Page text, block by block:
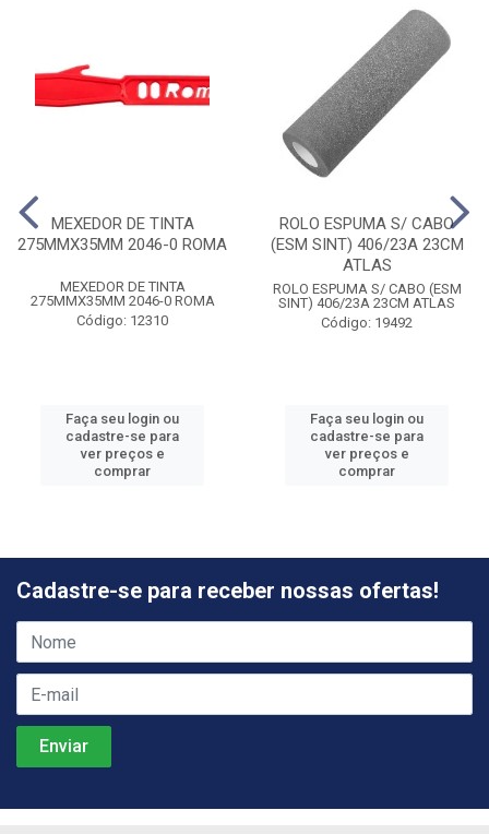
MEXEDOR DE TINTA
275MMX35MM 2046-0 ROMA
MEXEDOR DE TINTA
275MMX35MM 2046-0 ROMA
Código: 12310
Faça seu login ou
cadastre-se para
ver preços e
comprar
ROLO ESPUMA S/ CABO
(ESM SINT) 406/23A 23CM
ATLAS
ROLO ESPUMA S/ CABO (ESM
SINT) 406/23A 23CM ATLAS
Código: 19492
Faça seu login ou
cadastre-se para
ver preços e
comprar
Cadastre-se para receber nossas ofertas!